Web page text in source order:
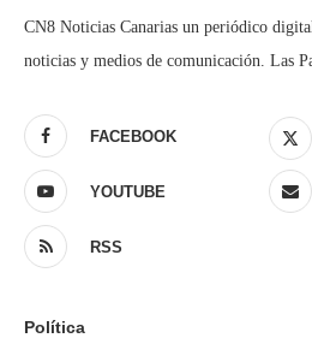
CN8 Noticias Canarias un periódico
noticias y medios de comunicación. Las
FACEBOOK
YOUTUBE
RSS
Política